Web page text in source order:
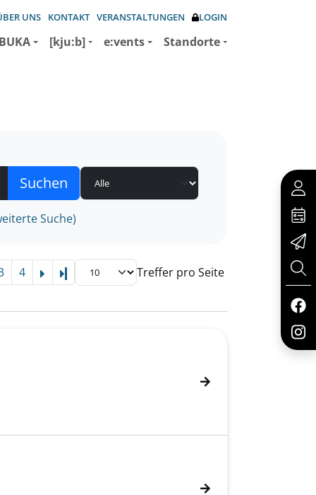
UNS KONTAKT VERANSTALTUNGEN LOGIN
[kju:b] e:vents Standorte
Suche)
4 Letzte Seite Treffer pro Seite